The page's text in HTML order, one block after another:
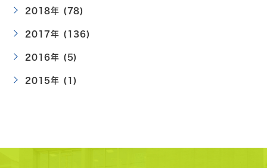
2018年 (78)
2017年 (136)
2016年 (5)
2015年 (1)